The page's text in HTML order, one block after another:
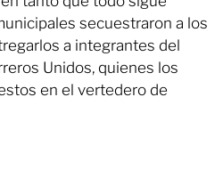
secuestraron a los
a integrantes del
Unidos, quienes los
en el vertedero de